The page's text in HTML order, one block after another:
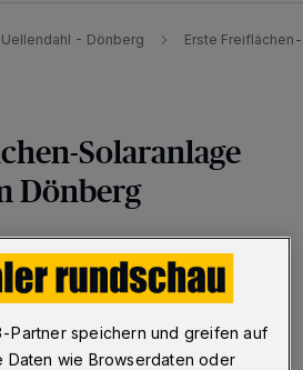
Uellendahl - Dönberg Erste
Solaranlage
Dönberg
an der Siebeneicker Straße.
Wuppertaler Stadtwerken
ersten Solarstrom aus der Anlage
-Partner speichern und greifen auf
wie Browserdaten oder